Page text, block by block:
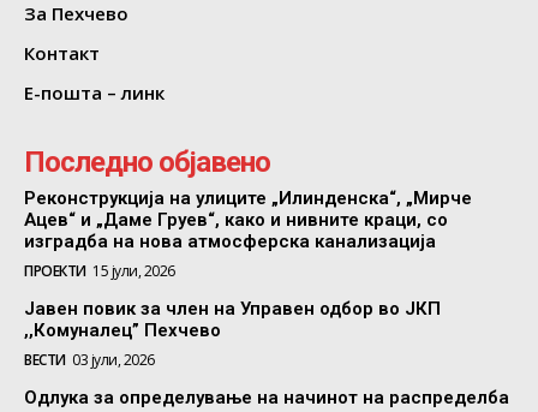
За Пехчево
Контакт
Е-пошта – линк
Последно објавено
Реконструкција на улиците „Илинденска“, „Мирче
Ацев“ и „Даме Груев“, како и нивните краци, со
изградба на нова атмосферска канализација
ПРОЕКТИ 15 јули, 2026
Јавен повик за член на Управен одбор во ЈКП
,,Комуналец” Пехчево
ВЕСТИ 03 јули, 2026
Одлука за определување на начинот на распределба